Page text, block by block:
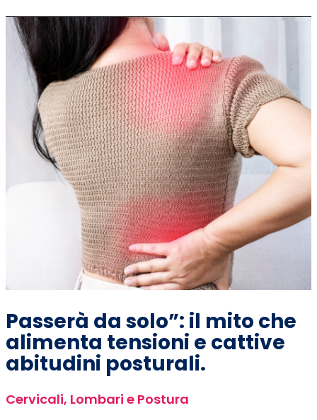
Passerà da solo”: il mito che
alimenta tensioni e cattive
abitudini posturali.
Cervicali, Lombari e Postura